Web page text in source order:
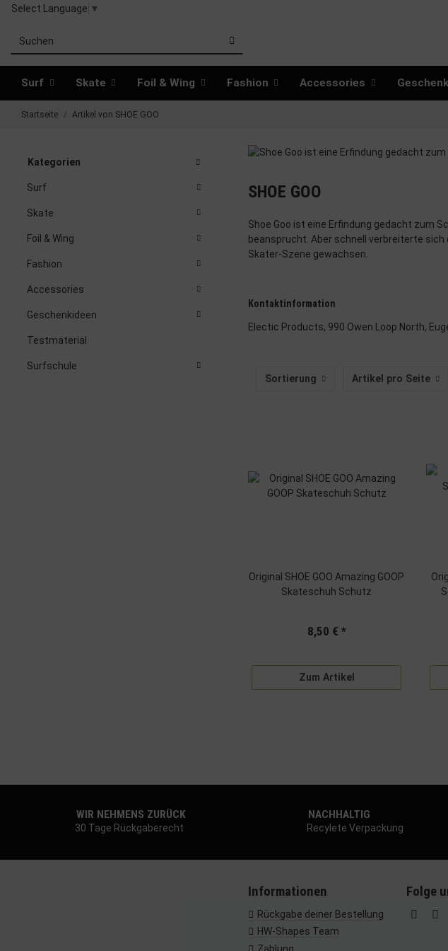
Select Language ▼
Surf Skate Foil & Wing Fashion Accessories
Startseite Artikel von SHOE GOO
SHOE GOO
Shoe Goo ist eine Erfindung gedacht zum
beansprucht. Aber schnell verbreiterte sich
Skater-Szene gewachsen.
Kontaktinformation
Electic Products, 990 Owen Loop North,
Sortierung Artikel pro Seite
Original SHOE GOO Amazing GOOP
Skateschuh Schutz
8,50 € *
Zum Artikel
Kategorien
Surf
Skate
Foil & Wing
Fashion
Accessories
Geschenkideen
Testmaterial
Surfschule
WIR NEHMENS ZURÜCK
30 Tage Rückgaberecht
NACHHALTIG
Recylete Verpackung
Informationen
Rückgabe deiner Bestellung
HW-Shapes Team
Folge